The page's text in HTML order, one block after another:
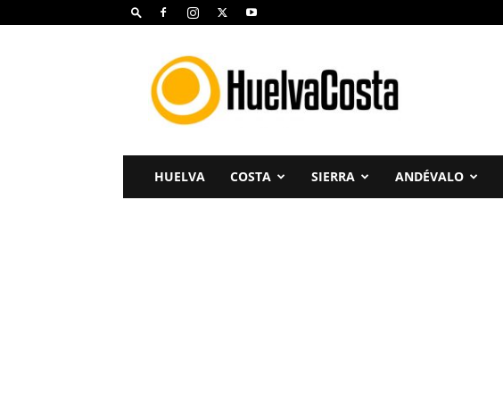
Huelva
Costa
HUELVA COSTA SIERRA ANDÉVALO